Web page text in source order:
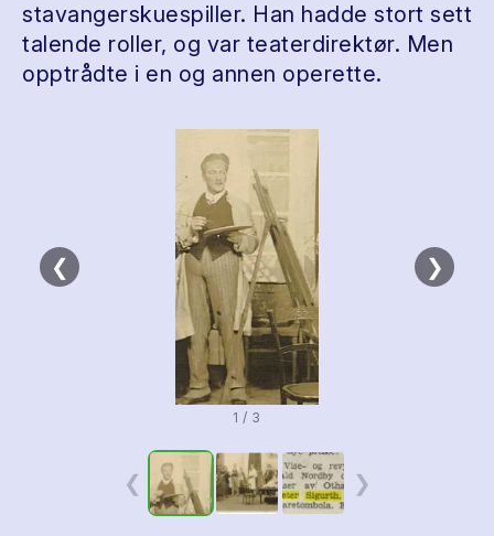
stavangerskuespiller. Han hadde stort sett
talende roller, og var teaterdirektør. Men
opptrådte i en og annen operette.
❮ ❯
1 / 3
❮ ❯